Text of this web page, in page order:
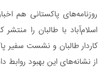
روزنامه‌های پاکستانی هم
اسلام‌آباد با طالبان را
کاردار طالبان و نشست سفیر
از نشانه‌های این بهبود روابط